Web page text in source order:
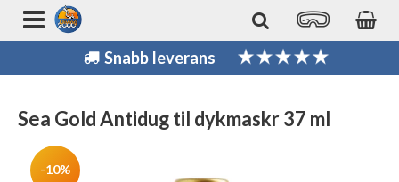
Snabb leverans
Sea Gold Antidug til dykmaskr 37 ml
-10%